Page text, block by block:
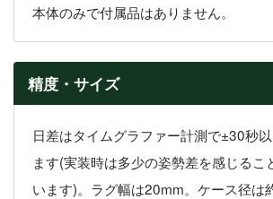
本体のみで付属品はありません。
精度・サイズ
日差はタイムグラファー計測で±30秒
ます(実装時は多少の姿勢差を感じるこ
います)。ラグ幅は20mm。ケース径は